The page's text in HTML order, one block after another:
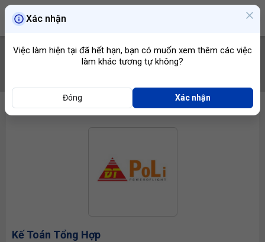
Kế Toán Tổng Hợp
Xác nhận
Việc làm hiện tại đã hết hạn, bạn có muốn xem thêm các việc
làm khác tương tự không?
Đóng Xác nhận